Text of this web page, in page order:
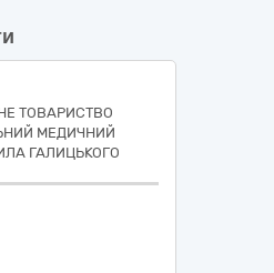
ТОВАРИСТВО
МЕДИЧНИЙ
ГАЛИЦЬКОГО